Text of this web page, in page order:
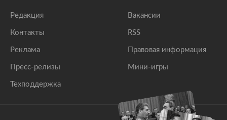
Редакция
Контакты
Реклама
Пресс-релизы
Техподдержка
Вакансии
RSS
Правовая информация
Мини-игры